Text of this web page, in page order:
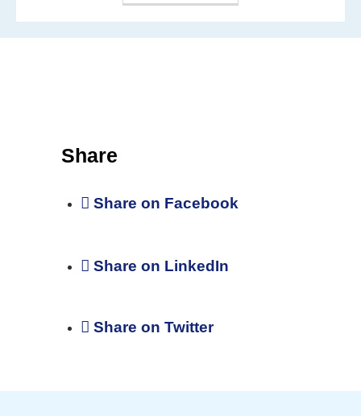
Share
Share on Facebook
Share on LinkedIn
Share on Twitter